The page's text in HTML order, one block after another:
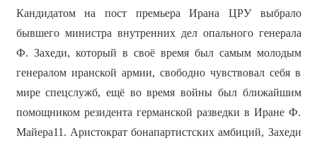
Кандидатом на пост премьера Ирана ЦРУ выбрало
бывшего министра внутренних дел опального генерала
Ф. Захеди, который в своё время был самым молодым
генералом иранской армии, свободно чувствовал себя в
мире спецслужб, ещё во время войны был ближайшим
помощником резидента германской разведки в Иране Ф.
Майера11. Аристократ бонапартистских амбиций, Захеди